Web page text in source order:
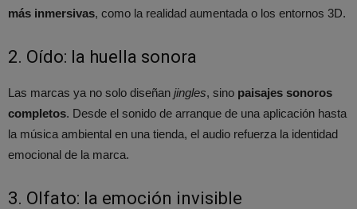
más inmersivas, como la realidad aumentada o los entornos 3D.
2. Oído: la huella sonora
Las marcas ya no solo diseñan jingles, sino paisajes sonoros
completos. Desde el sonido de arranque de una aplicación hasta
la música ambiental en una tienda, el audio refuerza la identidad
emocional de la marca.
3. Olfato: la emoción invisible